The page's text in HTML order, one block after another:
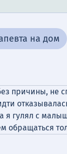
на дом
причины, не
я гулял с
обращаться